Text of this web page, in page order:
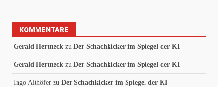
KOMMENTARE
Gerald Hertneck zu Der Schachkicker im Spiegel der KI
Gerald Hertneck zu Der Schachkicker im Spiegel der KI
Ingo Althöfer zu Der Schachkicker im Spiegel der KI